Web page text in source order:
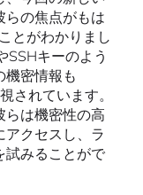
らの焦点がもは
とがわかりまし
SSHキーのよう
機密情報も
されています。
らは機密性の高
アクセスし、ラ
試みることがで